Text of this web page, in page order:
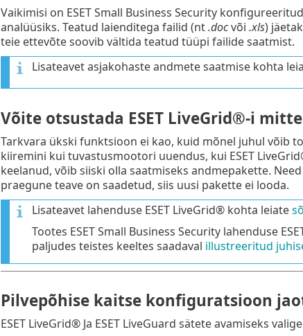
Vaikimisi on ESET Small Business Security
analüüsiks. Teatud laienditega failid (nt.docvõi .xls)
teie ettevõte soovib vältida teatud tüüpi failide saatmist.
Lisateavet asjakohaste andmete saatmise kohta
Võite otsustada ESET LiveGrid®-i
Tarkvara ükski funktsioon ei kao, kuid mõnel juhul võib
kiiremini kui tuvastusmootori uuendus, kui ESET
keelanud, võib siiski olla saatmiseks andmepakette.
praegune teave on saadetud, siis uusi pakette ei looda.
Lisateavet lahenduse ESET LiveGrid® kohta leiate
Tootes ESET Small Business Security lahenduse
paljudes teistes keeltes saadaval illustreeritud
Pilvepõhise kaitse konfiguratsioon
ESET LiveGrid® Ja ESET LiveGuard sätete avamiseks valige